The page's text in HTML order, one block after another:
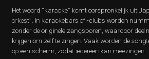
Het woord “karaoke” komt oorspronkelijk uit
orkest”. In karaokebars of -clubs worden
zonder de originele zangsporen, waardoor
krijgen om zelf te zingen. Vaak worden de
op een scherm, zodat iedereen kan meezingen.